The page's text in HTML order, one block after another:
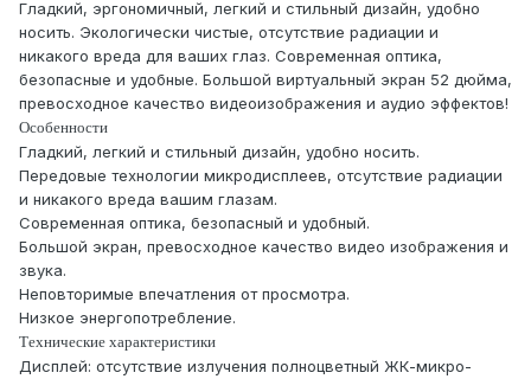
Гладкий, эргономичный, легкий и стильный дизайн, удобно
носить. Экологически чистые, отсутствие радиации и
никакого вреда для ваших глаз. Современная оптика,
безопасные и удобные. Большой виртуальный экран 52 дюйма,
превосходное качество видеоизображения и аудио эффектов!
Особенности
Гладкий, легкий и стильный дизайн, удобно носить.
Передовые технологии микродисплеев, отсутствие радиации
и никакого вреда вашим глазам.
Современная оптика, безопасный и удобный.
Большой экран, превосходное качество видео изображения и
звука.
Неповторимые впечатления от просмотра.
Низкое энергопотребление.
Технические характеристики
Дисплей: отсутствие излучения полноцветный ЖК-микро-